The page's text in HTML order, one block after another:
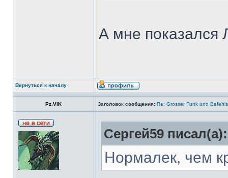
А мне
Вернуться к началу
Pz.VIK Заголовок сообщения: Re: Grosser Funk und
Сергей59 писал(а):
Нормалек, чем